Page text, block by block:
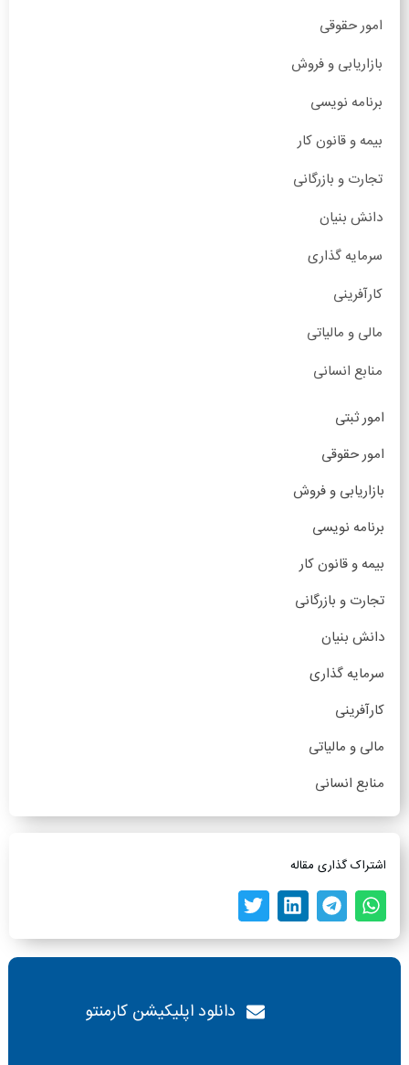
امور حقوقی
بازاریابی و فروش
برنامه نویسی
بیمه و قانون کار
تجارت و بازرگانی
دانش بنیان
سرمایه گذاری
کارآفرینی
مالی و مالیاتی
منابع انسانی
امور ثبتی
امور حقوقی
بازاریابی و فروش
برنامه نویسی
بیمه و قانون کار
تجارت و بازرگانی
دانش بنیان
سرمایه گذاری
کارآفرینی
مالی و مالیاتی
منابع انسانی
اشتراک گذاری مقاله
دانلود اپلیکیشن کارمنتو